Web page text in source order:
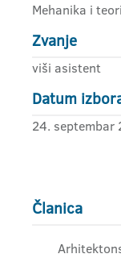
Mehanika i
Zvanje
viši asistent
Datum
24. septembar
Članica